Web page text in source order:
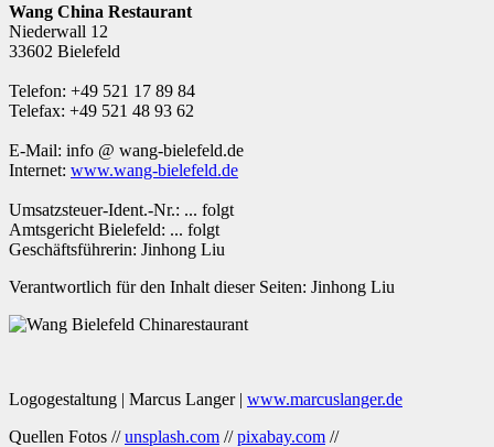
Wang China Restaurant
Niederwall 12
33602 Bielefeld
Telefon: +49 521 17 89 84
Telefax: +49 521 48 93 62
E-Mail: info @ wang-bielefeld.de
Internet: www.wang-bielefeld.de
Umsatzsteuer-Ident.-Nr.: ... folgt
Amtsgericht Bielefeld: ... folgt
Geschäftsführerin: Jinhong Liu
Verantwortlich für den Inhalt dieser Seiten: Jinhong Liu
Logogestaltung | Marcus Langer | www.marcuslanger.de
Quellen Fotos //unsplash.com //pixabay.com //